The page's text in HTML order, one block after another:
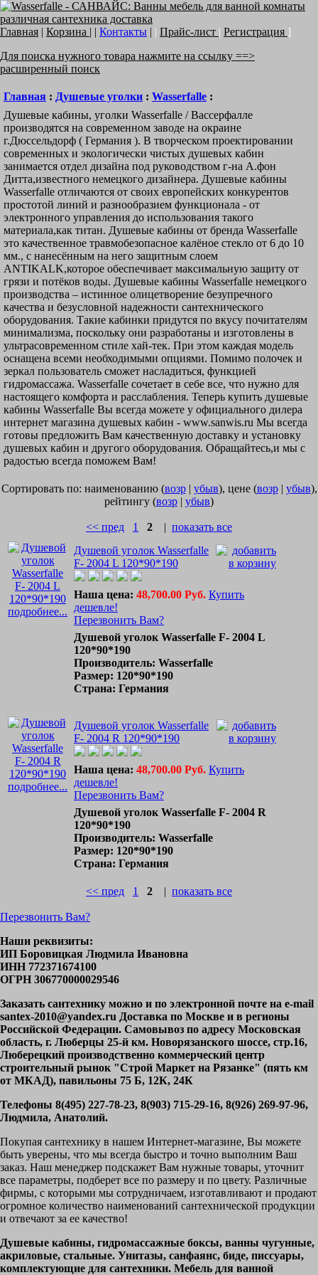
Главная | Корзина | | Контакты | | Прайс-лист | Регистрация ]
Для поиска нужного товара нажмите на ссылку ==>
расширенный поиск
Главная : Душевые уголки : Wasserfalle :
Душевые кабины, уголки Wasserfalle / Вассерфалле
производятся на современном заводе на окраине
г.Дюссельдорф ( Германия ). В творческом проектировании
современных и экологически чистых душевых кабин
занимается отдел дизайна под руководством г-на А.фон
Дитта,известного немецкого дизайнера. Душевые кабины
Wasserfalle отличаются от своих европейских конкурентов
простотой линий и разнообразием функционала - от
электронного управления до использования такого
материала,как титан. Душевые кабины от бренда Wasserfalle
это качественное травмобезопасное калёное стекло от 6 до 10
мм., с нанесённым на него защитным слоем
ANTIKALK,которое обеспечивает максимальную защиту от
грязи и потёков воды. Душевые кабины Wasserfalle немецкого
производства – истинное олицетворение безупречного
качества и безусловной надежности сантехнического
оборудования. Такие кабинки придутся по вкусу почитателям
минимализма, поскольку они разработаны и изготовлены в
ультрасовременном стиле хай-тек. При этом каждая модель
оснащена всеми необходимыми опциями. Помимо полочек и
зеркал пользователь сможет насладиться, функцией
гидромассажа. Wasserfalle сочетает в себе все, что нужно для
настоящего комфорта и расслабления. Теперь купить душевые
кабины Wasserfalle Вы всегда можете у официального дилера
интернет магазина душевых кабин - www.sanwis.ru Мы всегда
готовы предложить Вам качественную доставку и установку
душевых кабин и другого оборудования. Обращайтесь,и мы c
радостью всегда поможем Вам!
Сортировать по: наименованию (возр| убыв), цене (возр| убыв),
рейтингу (возр | убыв)
<< пред 1 2 | показать все
подробнее...
Душевой уголок Wasserfalle
F- 2004 L 120*90*190
Наша цена: 48,700.00 Руб. Купить
дешевле!
Перезвонить Вам?
Душевой уголок Wasserfalle F- 2004 L
120*90*190
Производитель: Wasserfalle
Размер: 120*90*190
Страна: Германия
подробнее...
Душевой уголок Wasserfalle
F- 2004 R 120*90*190
Наша цена: 48,700.00 Руб. Купить
дешевле!
Перезвонить Вам?
Душевой уголок Wasserfalle F- 2004 R
120*90*190
Производитель: Wasserfalle
Размер: 120*90*190
Страна: Германия
<< пред 1 2 | показать все
Перезвонить Вам?
Наши реквизиты:
ИП Боровицкая Людмила Ивановна
ИНН 772371674100
ОГРН 306770000029546
Заказать сантехнику можно и по электронной почте на e-mail
santex-2010@yandex.ru Доставка по Москве и в регионы
Российской Федерации. Самовывоз по адресу Московская
область, г. Люберцы 25-й км. Новорязанского шоссе, стр.16,
Люберецкий производственно коммерческий центр
строительный рынок "Строй Маркет на Рязанке" (пять км
от МКАД), павильоны 75 Б, 12К, 24К
Телефоны 8(495) 227-78-23, 8(903) 715-29-16, 8(926) 269-97-96,
Людмила, Анатолий.
Покупая сантехнику в нашем Интернет-магазине, Вы можете
быть уверены, что мы всегда быстро и точно выполним Ваш
заказ. Наш менеджер подскажет Вам нужные товары, уточнит
все параметры, подберет все по размеру и по цвету. Различные
фирмы, с которыми мы сотрудничаем, изготавливают и продают
огромное количество наименований сантехнической продукции
и отвечают за ее качество!
Душевые кабины, гидромассажные боксы, ванны чугунные,
акриловые, стальные. Унитазы, санфаянс, биде, писсуары,
комплектующие для сантехники. Мебель для ванной